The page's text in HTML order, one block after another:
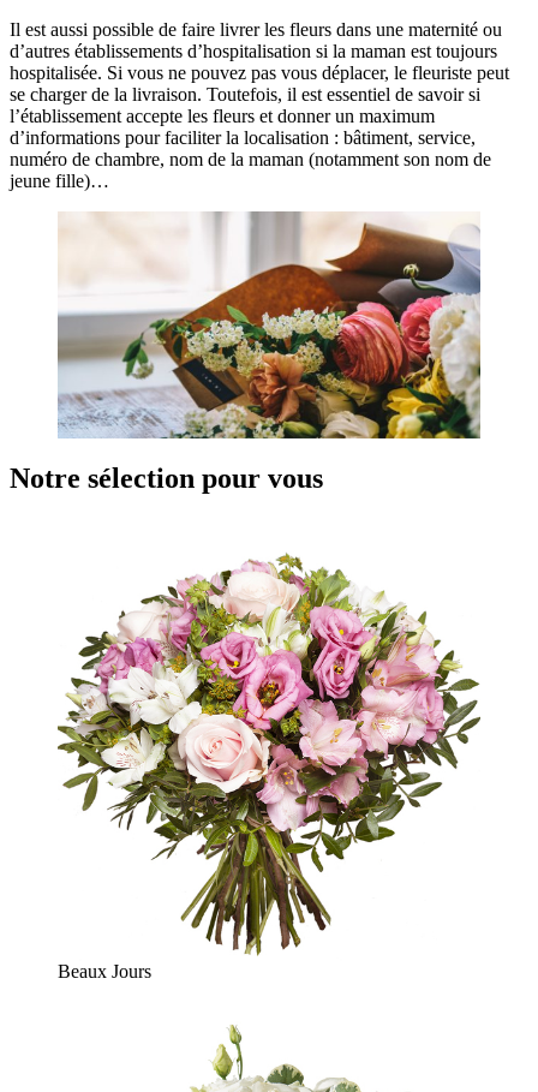
Il est aussi possible de faire livrer les fleurs dans une maternité ou
d’autres établissements d’hospitalisation si la maman est toujours
hospitalisée. Si vous ne pouvez pas vous déplacer, le fleuriste peut
se charger de la livraison. Toutefois, il est essentiel de savoir si
l’établissement accepte les fleurs et donner un maximum
d’informations pour faciliter la localisation : bâtiment, service,
numéro de chambre, nom de la maman (notamment son nom de
jeune fille)…
Notre sélection pour vous
Beaux Jours